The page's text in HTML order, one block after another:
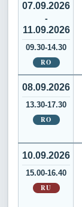
07.09.2026
-
11.09.2026
09.30-14.30
RO
08.09.2026
13.30-17.30
RO
10.09.2026
15.00-16.40
RU